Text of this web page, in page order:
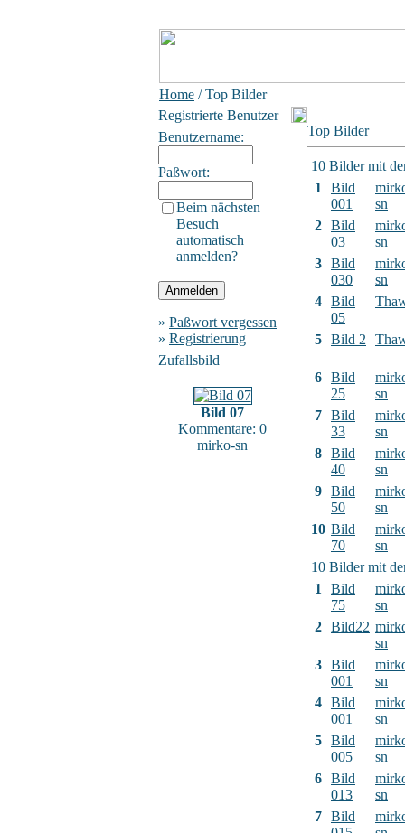
Home / Top Bilder
Registrierte Benutzer
Benutzername:
Paßwort:
Beim nächsten
Besuch
automatisch
anmelden?
» Paßwort vergessen
» Registrierung
Zufallsbild
Bild 07
Kommentare: 0
mirko-sn
Top Bilder
10 Bilder mit
1
Bild
001
sn
2 Bild
03
sn
3 Bild
030
sn
4 Bild
05
5 Bild 2
6 Bild
25
sn
7 Bild
33
sn
8 Bild
40
sn
9 Bild
50
sn
10 Bild
70
sn
10 Bilder mit
1
Bild
75
sn
2 Bild22
sn
3 Bild
001
sn
4 Bild
001
sn
5 Bild
005
sn
6 Bild
013
sn
7 Bild